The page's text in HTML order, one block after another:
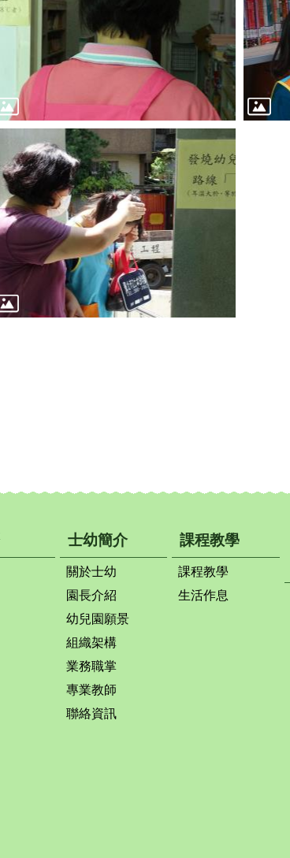
士幼簡介
關於士幼
園長介紹
幼兒園願景
組織架構
業務職掌
專業教師
聯絡資訊
課程教學
課程教學
生活作息